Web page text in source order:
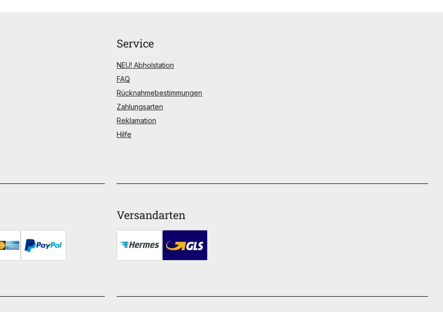
Versandarten
Service
NEU! Abholstation
FAQ
Rücknahmebestimmungen
Zahlungsarten
Reklamation
Hilfe